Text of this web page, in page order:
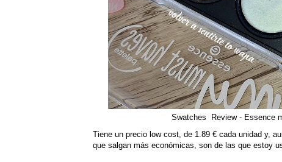
Swatches Review - Essence
Tiene un precio low cost, de 1.89 € cada unidad y,
que salgan más económicas, son de las que estoy